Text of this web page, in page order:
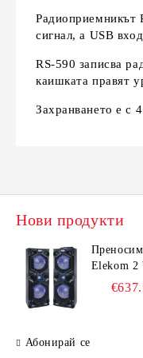
Радиоприемникът
сигнал, а USB
RS-590 записва
каишката правят
Захранването е с
Нови продукти
Elekom
500W,
USB,
Абонирай се